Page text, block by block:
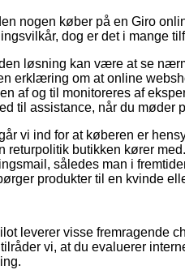
nogen køber på en Giro
dog er det i mange
løsning kan være at se
erklæring om at online
af og til monitoreres af
til assistance, når du møder
vi ind for at køberen er
returpolitik butikken kører
således man i
produkter til en kvinde
leverer visse fremragende
vi, at du evaluerer